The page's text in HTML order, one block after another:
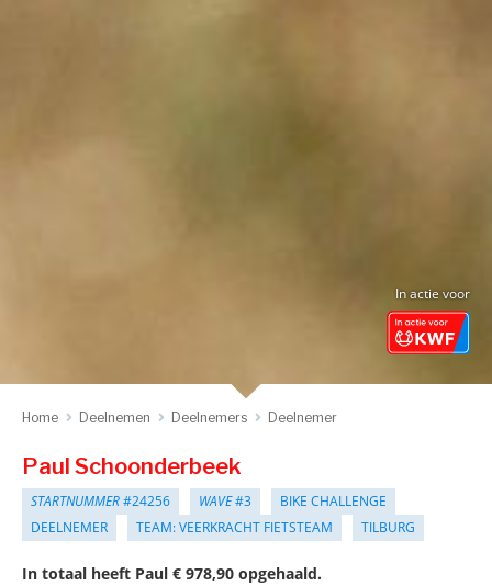
In actie voor
Home Deelnemen Deelnemers Deelnemer
Paul Schoonderbeek
STARTNUMMER#24256 WAVE#3
BIKE CHALLENGE
DEELNEMER
TEAM: VEERKRACHT FIETSTEAM TILBURG
In totaal heeft Paul € 978,90 opgehaald.